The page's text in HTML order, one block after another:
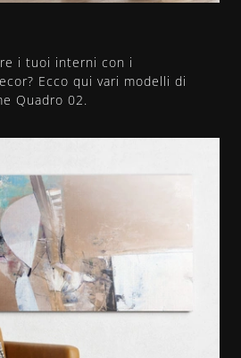
i tuoi interni con i
Ecco qui vari modelli di
Quadro 02.